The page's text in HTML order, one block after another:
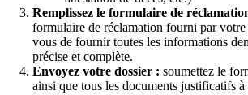
Remplissez le formulaire de
formulaire de réclamation fourni par votre
vous de fournir toutes les informations
précise et complète.
Envoyez votre dossier : soumettez le
ainsi que tous les documents justificatifs à